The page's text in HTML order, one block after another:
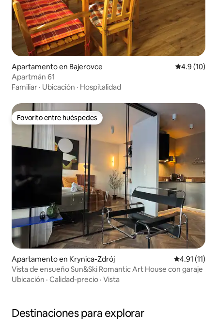
Apartamento en Bajerovce Calificación
4.9 (10)
Apartmán 61
Familiar · Ubicación · Hospitalidad
Favorito entre huéspedes
Favorito entre huéspedes
Apartamento en Krynica-Zdrój Calificación
4.91 (11)
Vista de ensueño Sun&Ski Romantic Art House con garaje
Ubicación · Calidad-precio · Vista
Destinaciones para explorar